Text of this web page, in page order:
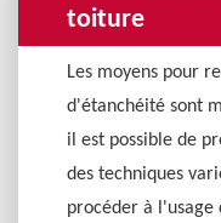
toiture
Les moyens pour
d'étanchéité sont
il est possible de
des techniques
procéder à l'usage